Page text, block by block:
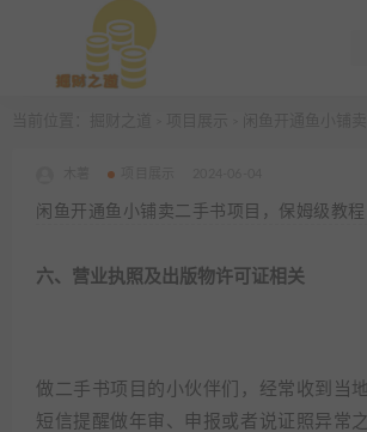
闲鱼开通鱼小铺卖二手书项目，保姆级教
六、营业执照及出版物许可证相关
做二手书项目的小伙伴们，经常收到当
短信提醒做年审、申报或者说证照异常